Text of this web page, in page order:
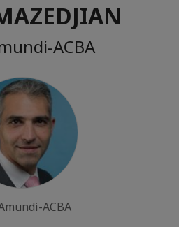
ACBA
ACBA